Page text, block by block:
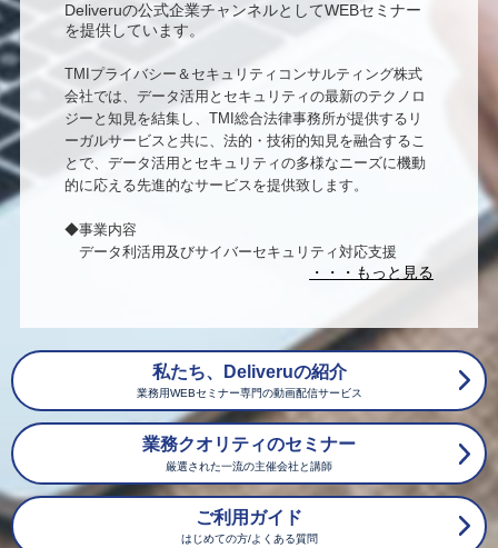
Deliveruの公式企業チャンネルとしてWEBセミナー
を提供しています。
TMIプライバシー＆セキュリティコンサルティング株式
会社では、データ活用とセキュリティの最新のテクノロ
ジーと知見を結集し、TMI総合法律事務所が提供するリ
ーガルサービスと共に、法的・技術的知見を融合するこ
とで、データ活用とセキュリティの多様なニーズに機動
的に応える先進的なサービスを提供致します。
◆事業内容
データ利活用及びサイバーセキュリティ対応支援
・ データ活用ビジネスに専門特化したDMP導入支援
私たち、Deliveruの紹介
業務用WEBセミナー専門の動画配信サービス
業務クオリティのセミナー
厳選された一流の主催会社と講師
ご利用ガイド
はじめての方/よくある質問